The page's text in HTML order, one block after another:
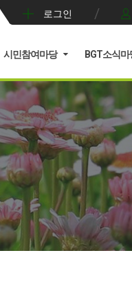
로그인
시민참여마당 BGT소식마